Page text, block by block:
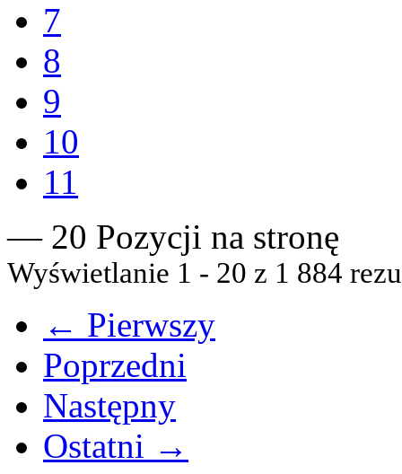
7
8
9
10
11
— 20 Pozycji na stronę
Wyświetlanie 1 - 20 z 1 884
← Pierwszy
Poprzedni
Następny
Ostatni →